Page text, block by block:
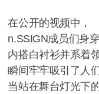
在公开的视频中，
n.SSIGN成员们身
内搭白衬衫并系着
瞬间牢牢吸引了人
当站在舞台灯光下